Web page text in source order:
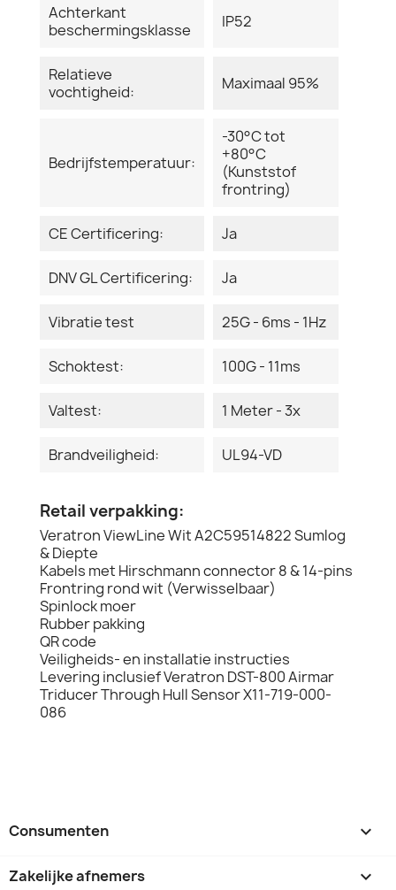
Achterkant
beschermingsklasse
IP52
Relatieve
vochtigheid:
Maximaal 95%
Bedrijfstemperatuur:
-30°C tot
+80°C
(Kunststof
frontring)
CE Certificering: Ja
DNV GL Certificering: Ja
Vibratie test 25G - 6ms - 1Hz
Schoktest: 100G - 11ms
Valtest: 1 Meter - 3x
Brandveiligheid: UL94-VD
Retail verpakking:
Veratron ViewLine Wit A2C59514822 Sumlog
& Diepte
Kabels met Hirschmann connector 8 & 14-pins
Frontring rond wit (Verwisselbaar)
Spinlock moer
Rubber pakking
QR code
Veiligheids- en installatie instructies
Levering inclusief Veratron DST-800 Airmar
Triducer Through Hull Sensor X11-719-000-
086
Consumenten 
Zakelijke afnemers 